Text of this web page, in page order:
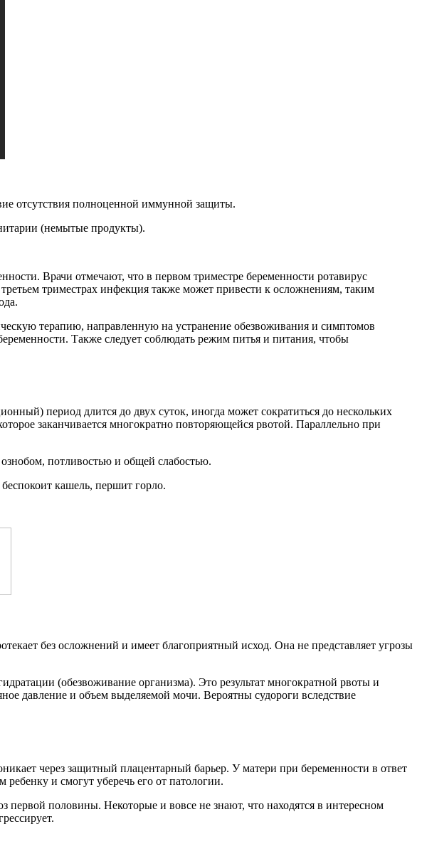
отсутствия полноценной иммунной защиты.
(немытые продукты).
Врачи отмечают, что в первом триместре беременности ротавирус
триместрах инфекция также может привести к осложнениям, таким
терапию, направленную на устранение обезвоживания и симптомов
Также следует соблюдать режим питья и питания, чтобы
период длится до двух суток, иногда может сократиться до нескольких
заканчивается многократно повторяющейся рвотой. Параллельно при
потливостью и общей слабостью.
кашель, першит горло.
без осложнений и имеет благоприятный исход. Она не представляет угрозы
(обезвоживание организма). Это результат многократной рвоты и
давление и объем выделяемой мочи. Вероятны судороги вследствие
через защитный плацентарный барьер. У матери при беременности в ответ
и смогут уберечь его от патологии.
половины. Некоторые и вовсе не знают, что находятся в интересном